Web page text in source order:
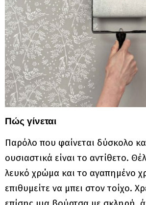
Πώς γίνεται
Παρόλο που φαίνεται δύσκολο
ουσιαστικά είναι το αντίθετο.
λευκό χρώμα και το αγαπημένο
επιθυμείτε να μπει στον τοίχο.